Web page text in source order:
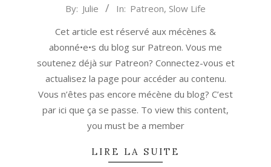
By: Julie In: Patreon, Slow Life
Cet article est réservé aux mécènes &
abonné•e•s du blog sur Patreon. Vous me
soutenez déjà sur Patreon? Connectez-vous et
actualisez la page pour accéder au contenu.
Vous n’êtes pas encore mécène du blog? C’est
par ici que ça se passe. To view this content,
you must be a member
LIRE LA SUITE